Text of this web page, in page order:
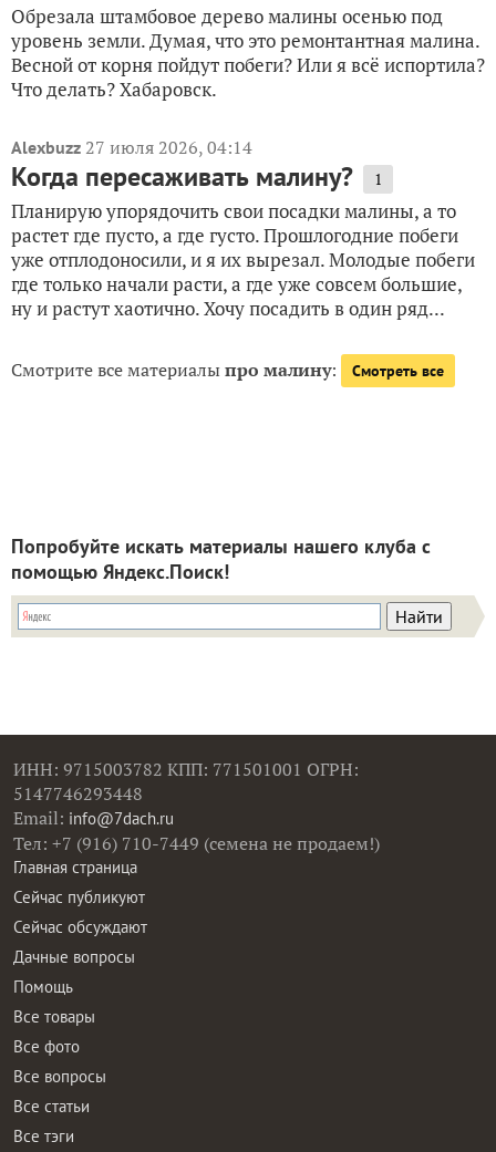
Обрезала штамбовое дерево малины осенью под
уровень земли. Думая, что это ремонтантная малина.
Весной от корня пойдут побеги? Или я всё испортила?
Что делать? Хабаровск.
Alexbuzz 27 июля 2026, 04:14
Когда пересаживать малину? 1
Планирую упорядочить свои посадки малины, а то
растет где пусто, а где густо. Прошлогодние побеги
уже отплодоносили, и я их вырезал. Молодые побеги
где только начали расти, а где уже совсем большие,
ну и растут хаотично. Хочу посадить в один ряд...
Смотрите все материалыпро малину: Смотреть все
Попробуйте искать материалы нашего клуба с
помощью Яндекс.Поиск!
ИНН: 9715003782 КПП: 771501001 ОГРН:
5147746293448
Email: info@7dach.ru
Тел: +7 (916) 710-7449 (семена не продаем!)
Главная страница
Сейчас публикуют
Сейчас обсуждают
Дачные вопросы
Помощь
Все товары
Все фото
Все вопросы
Все статьи
Все тэги